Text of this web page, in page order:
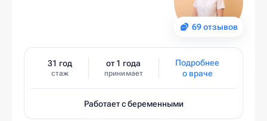
69 отзывов
31 год
стаж
от 1 года
принимает
Подробнее
о враче
Работает с беременными